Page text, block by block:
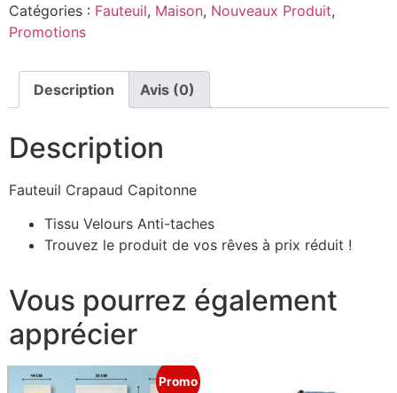
Catégories : Fauteuil, Maison, Nouveaux Produit,
Promotions
Description Avis (0)
Description
Fauteuil Crapaud Capitonne
Tissu Velours Anti-taches
Trouvez le produit de vos rêves à prix réduit !
Vous pourrez également
apprécier
Promo